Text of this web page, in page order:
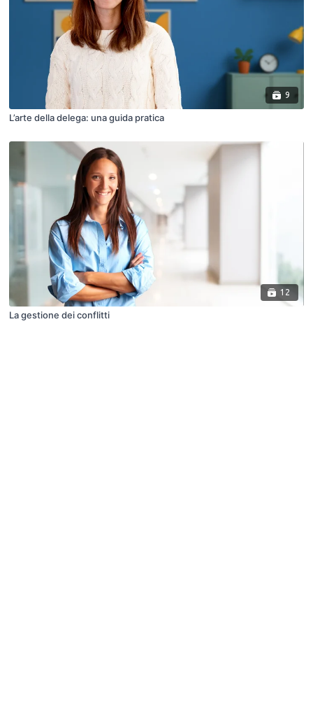
9
L’arte della delega: una guida pratica
12
La gestione dei conflitti